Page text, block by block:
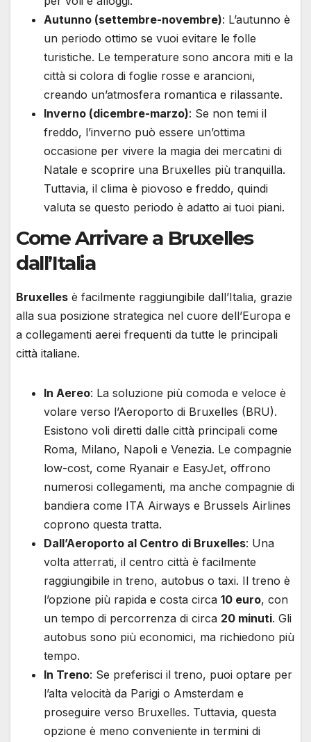
Autunno (settembre-novembre): L’autunno è
un periodo ottimo se vuoi evitare le folle
turistiche. Le temperature sono ancora miti e la
città si colora di foglie rosse e arancioni,
creando un’atmosfera romantica e rilassante.
Inverno (dicembre-marzo): Se non temi il
freddo, l’inverno può essere un’ottima
occasione per vivere la magia dei mercatini di
Natale e scoprire una Bruxelles più tranquilla.
Tuttavia, il clima è piovoso e freddo, quindi
valuta se questo periodo è adatto ai tuoi piani.
Come Arrivare a Bruxelles
dall’Italia
Bruxelles è facilmente raggiungibile dall’Italia, grazie
alla sua posizione strategica nel cuore dell’Europa e
a collegamenti aerei frequenti da tutte le principali
città italiane.
In Aereo: La soluzione più comoda e veloce è
volare verso l’Aeroporto di Bruxelles (BRU).
Esistono voli diretti dalle città principali come
Roma, Milano, Napoli e Venezia. Le compagnie
low-cost, come Ryanair e EasyJet, offrono
numerosi collegamenti, ma anche compagnie di
bandiera come ITA Airways e Brussels Airlines
coprono questa tratta.
Dall’Aeroporto al Centro di Bruxelles: Una
volta atterrati, il centro città è facilmente
raggiungibile in treno, autobus o taxi. Il treno è
l’opzione più rapida e costa circa 10 euro, con
un tempo di percorrenza di circa 20 minuti. Gli
autobus sono più economici, ma richiedono più
tempo.
In Treno: Se preferisci il treno, puoi optare per
l’alta velocità da Parigi o Amsterdam e
proseguire verso Bruxelles. Tuttavia, questa
opzione è meno conveniente in termini di